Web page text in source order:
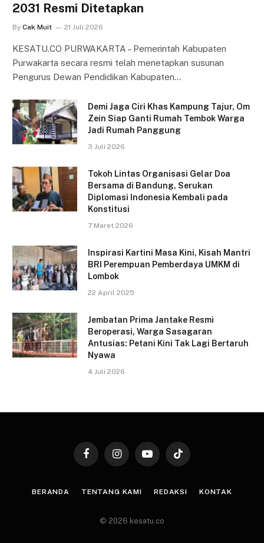
2031 Resmi Ditetapkan
By Cak Muit 21 Juli 2026
KESATU.CO PURWAKARTA – Pemerintah Kabupaten
Purwakarta secara resmi telah menetapkan susunan
Pengurus Dewan Pendidikan Kabupaten…
Demi Jaga Ciri Khas Kampung Tajur, Om
Zein Siap Ganti Rumah Tembok Warga
Jadi Rumah Panggung
3 Juli 2026
Tokoh Lintas Organisasi Gelar Doa
Bersama di Bandung, Serukan
Diplomasi Indonesia Kembali pada
Konstitusi
7 Maret 2026
Inspirasi Kartini Masa Kini, Kisah Mantri
BRI Perempuan Pemberdaya UMKM di
Lombok
22 April 2025
Jembatan Prima Jantake Resmi
Beroperasi, Warga Sasagaran
Antusias: Petani Kini Tak Lagi Bertaruh
Nyawa
4 Juli 2026
FacebookInstagramYouTubeTikTok
BERANDA TENTANG KAMI REDAKSI KONTAK
© 2026 kesatu.co